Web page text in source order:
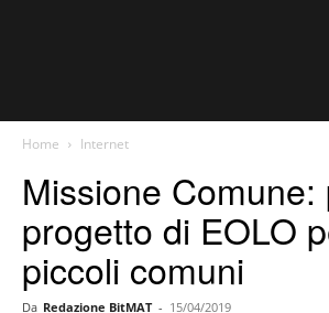
Home Internet
Missione Comune:
progetto di EOLO
piccoli comuni
Da Redazione BitMAT - 15/04/2019